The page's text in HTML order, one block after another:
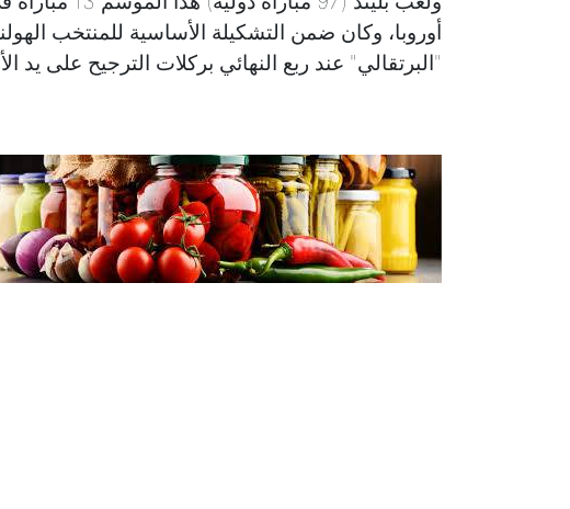
أوروبا، وكان ضمن التشكيلة الأساسية للمنتخب
"البرتقالي" عند ربع النهائي بركلات الترجيح على يد